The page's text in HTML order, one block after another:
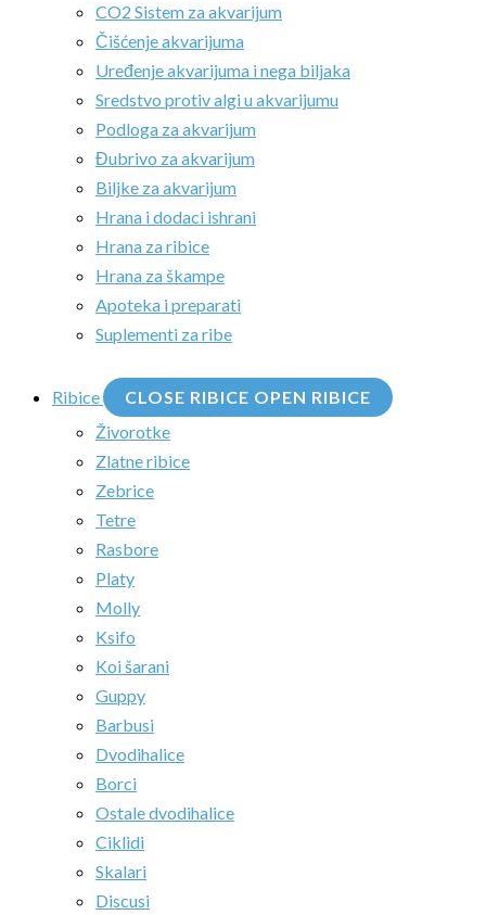
CO2 Sistem za akvarijum
Čišćenje akvarijuma
Uređenje akvarijuma i nega biljaka
Sredstvo protiv algi u akvarijumu
Podloga za akvarijum
Đubrivo za akvarijum
Biljke za akvarijum
Hrana i dodaci ishrani
Hrana za ribice
Hrana za škampe
Apoteka i preparati
Suplementi za ribe
Ribice CLOSE RIBICE OPEN RIBICE
Živorotke
Zlatne ribice
Zebrice
Tetre
Rasbore
Platy
Molly
Ksifo
Koi šarani
Guppy
Barbusi
Dvodihalice
Borci
Ostale dvodihalice
Ciklidi
Skalari
Discusi